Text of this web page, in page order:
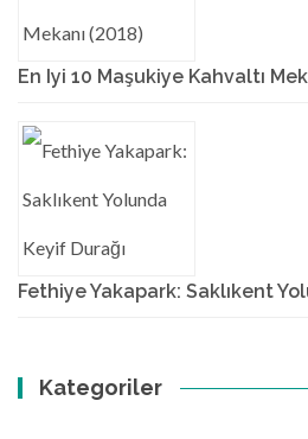
En Iyi 10 Maşukiye Kahvaltı
Fethiye Yakapark: Saklıkent
Kategoriler